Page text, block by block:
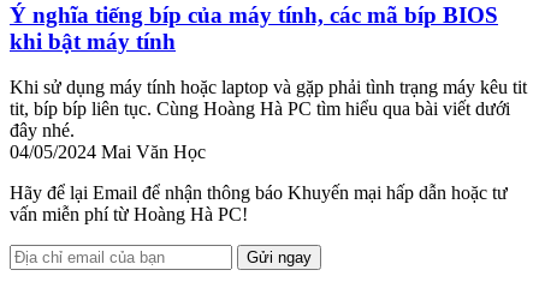
Ý nghĩa tiếng bíp của máy tính, các mã bíp BIOS
khi bật máy tính
Khi sử dụng máy tính hoặc laptop và gặp phải tình trạng máy kêu tit
tit, bíp bíp liên tục. Cùng Hoàng Hà PC tìm hiểu qua bài viết dưới
đây nhé.
04/05/2024 Mai Văn Học
Hãy để lại Email để nhận thông báo Khuyến mại hấp dẫn hoặc tư
vấn miễn phí từ Hoàng Hà PC!
Gửi ngay